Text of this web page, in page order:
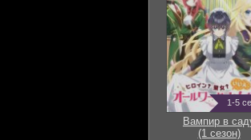
1-5
Вампир в
(1 сезон)